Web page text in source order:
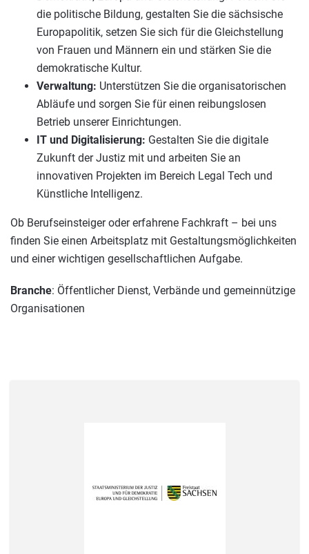
die politische Bildung, gestalten Sie die sächsische
Europapolitik, setzen Sie sich für die Gleichstellung
von Frauen und Männern ein und stärken Sie die
demokratische Kultur.
Verwaltung: Unterstützen Sie die organisatorischen
Abläufe und sorgen Sie für einen reibungslosen
Betrieb unserer Einrichtungen.
IT und Digitalisierung: Gestalten Sie die digitale
Zukunft der Justiz mit und arbeiten Sie an
innovativen Projekten im Bereich Legal Tech und
Künstliche Intelligenz.
Ob Berufseinsteiger oder erfahrene Fachkraft – bei uns
finden Sie einen Arbeitsplatz mit Gestaltungsmöglichkeiten
und einer wichtigen gesellschaftlichen Aufgabe.
Branche: Öffentlicher Dienst, Verbände und gemeinnützige
Organisationen